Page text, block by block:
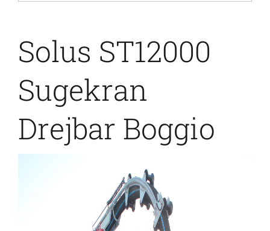
Solus ST12000
Sugekran
Drejbar Boggio